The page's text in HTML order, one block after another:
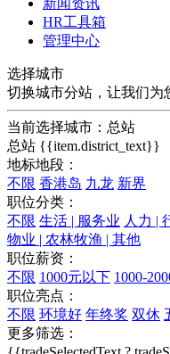
新闻资讯
HR工具箱
管理中心
选择城市
切换城市分站，让我们为
当前选择城市： 总站
总站 {{item.district_text}}
地标地段：
不限 香港岛 九龙 新界
职位分类：
不限 生活 | 服务业 人力 |
物业 | 农林牧渔 | 其他
职位薪资：
不限 1000元以下 1000-
职位亮点：
不限 环境好 年终奖 双休
更多筛选：